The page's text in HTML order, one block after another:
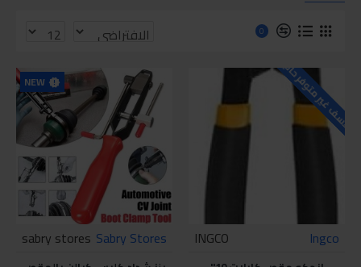
0
للاسف غير متوفر حاليا
Ingco
INGCO
NEW
Sabry Stores
sabry stores